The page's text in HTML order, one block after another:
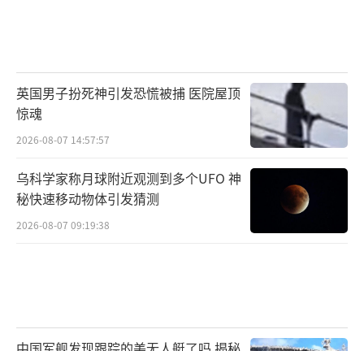
英国男子扮死神引发恐慌被捕 医院屋顶
惊魂
2026-08-07 14:57:57
乌科学家称月球附近观测到多个UFO 神
秘快速移动物体引发猜测
2026-08-07 09:19:38